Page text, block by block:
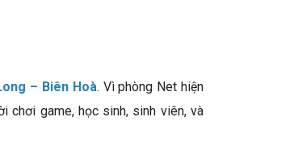
– Biên Hoà. Vì phòng Net hiện
chơi game, học sinh, sinh viên, và